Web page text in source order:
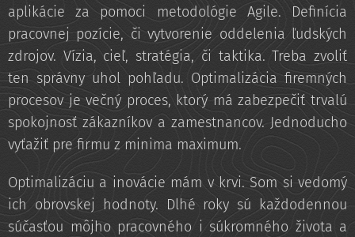
aplikácie za pomoci metodológie Agile. Definícia
pracovnej pozície, či vytvorenie oddelenia ľudských
zdrojov. Vízia, cieľ, stratégia, či taktika. Treba zvoliť
ten správny uhol pohľadu. Optimalizácia firemných
procesov je večný proces, ktorý má zabezpečiť trvalú
spokojnosť zákazníkov a zamestnancov. Jednoducho
vyťažiť pre firmu z minima maximum.
Optimalizáciu a inovácie mám v krvi. Som si vedomý
ich obrovskej hodnoty. Dlhé roky sú každodennou
súčasťou môjho pracovného i súkromného života a